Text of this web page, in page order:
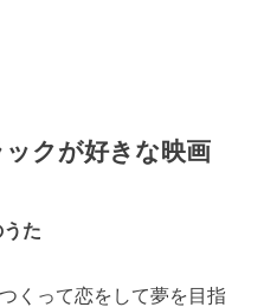
クが好きな映画
た
くって恋をして夢を目指